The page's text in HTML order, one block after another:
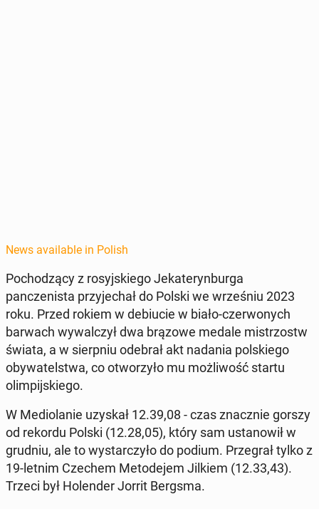
News available in Polish
Pochodzą­cy z rosyjskiego Jekateryn­bur­ga
panczenista przy­jechał do Polski we wrześniu 2023
roku. Przed rokiem w de­bi­u­cie w biało-cz­er­wonych
barwach wywal­czył dwa brązowe medale mis­tr­zostw
świata, a w sierp­niu odebrał akt nadania pol­skiego
oby­wa­telst­wa, co ot­worzyło mu możli­wość startu
olimpi­jskiego.
W Medi­olanie uzyskał 12.39,08 - czas znacznie gorszy
od rekordu Polski (12.28,05), który sam us­tanow­ił w
grudniu, ale to wystar­czyło do podium. Prze­grał tylko z
19-letnim Czechem Metode­jem Jilkiem (12.33,43).
Trzeci był Holen­der Jorrit Bergsma.